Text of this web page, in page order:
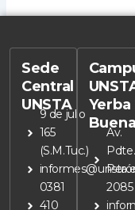
Sede
Central
UNSTA
9 de julio
165
(S.M.Tuc.)
0381
410
Yerba
Buena
Av.
Pdte.
2085